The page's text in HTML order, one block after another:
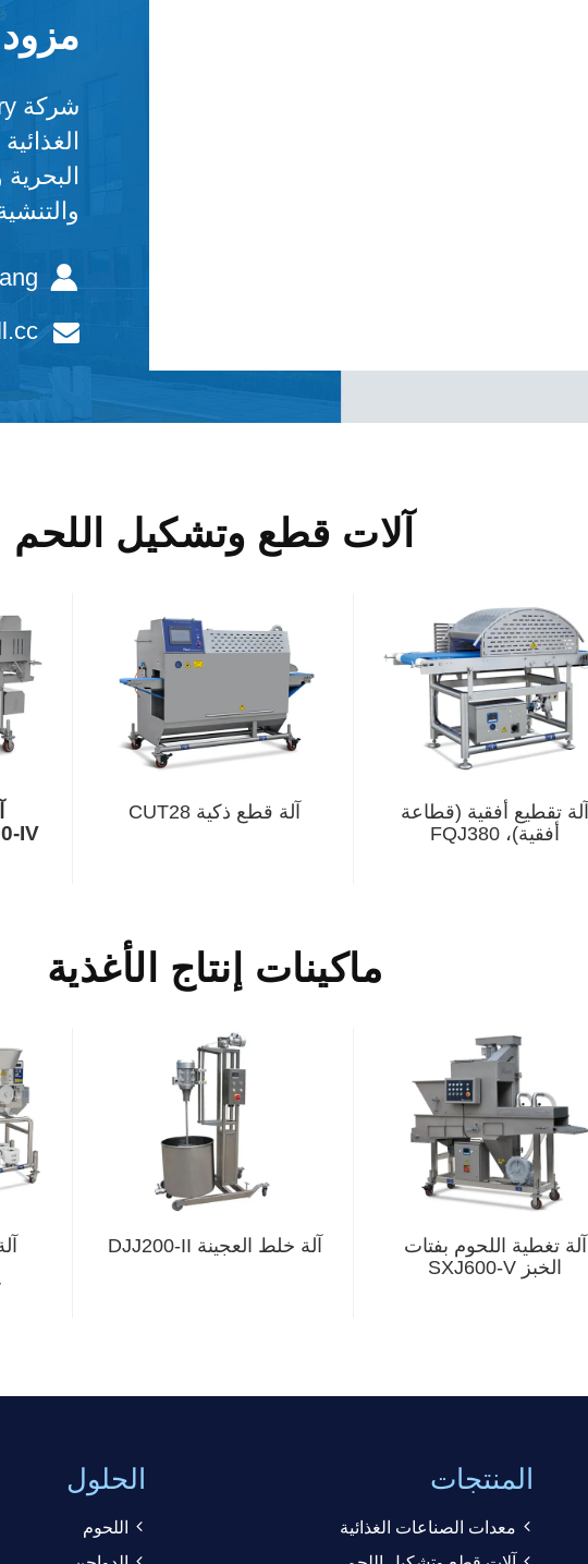
مزود
آلات قطع وتشكيل اللحم
آلة تقطيع أفقية (قطاعة
أفقية)، FQJ380
آلة قطع ذكية CUT28
IV
ماكينات إنتاج الأغذية
آلة تغطية اللحوم بفتات
الخبز SXJ600-V
آلة خلط العجينة DJJ200-II
المنتجات
معدات الصناعات الغذائية
الحلول
اللحوم